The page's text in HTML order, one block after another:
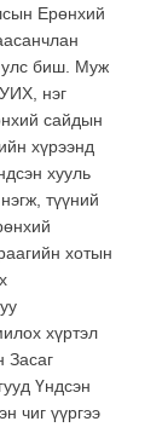
Ерөнхий
улс биш. Муж
УИХ, нэг
сайдын
хүрээнд
хууль
түүний
хотын
хүртэл
Засаг
Үндсэн
чиг үүргээ